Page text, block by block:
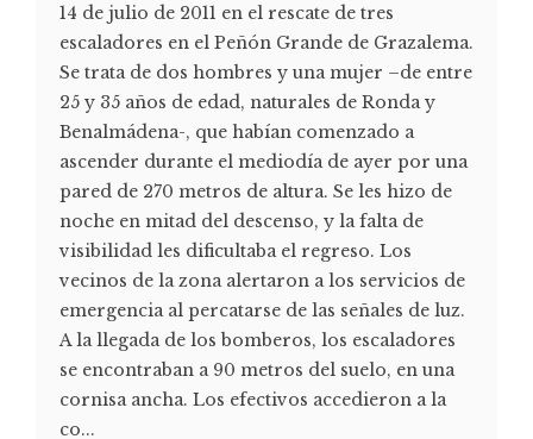
14 de julio de 2011 en el rescate de tres
escaladores en el Peñón Grande de Grazalema.
Se trata de dos hombres y una mujer –de entre
25 y 35 años de edad, naturales de Ronda y
Benalmádena-, que habían comenzado a
ascender durante el mediodía de ayer por una
pared de 270 metros de altura. Se les hizo de
noche en mitad del descenso, y la falta de
visibilidad les dificultaba el regreso. Los
vecinos de la zona alertaron a los servicios de
emergencia al percatarse de las señales de luz.
A la llegada de los bomberos, los escaladores
se encontraban a 90 metros del suelo, en una
cornisa ancha. Los efectivos accedieron a la
co...